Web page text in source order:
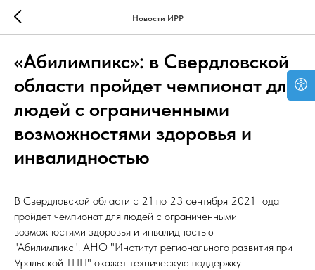
Новости ИРР
«Абилимпикс»: в Свердловской
области пройдет чемпионат для
людей с ограниченными
возможностями здоровья и
инвалидностью
В Свердловской области с 21 по 23 сентября 2021 года
пройдет чемпионат для людей с ограниченными
возможностями здоровья и инвалидностью
"Абилимпикс". АНО "Институт регионального развития при
Уральской ТПП" окажет техническую поддержку